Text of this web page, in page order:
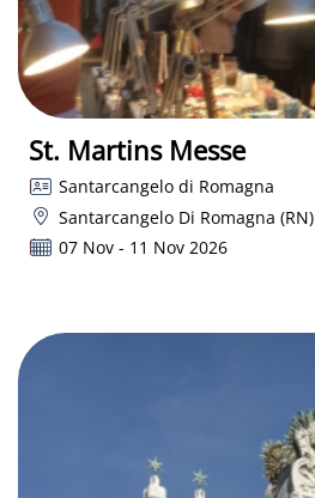
St. Martins Messe
Santarcangelo di Romagna
Santarcangelo Di Romagna (RN)
07 Nov - 11 Nov 2026